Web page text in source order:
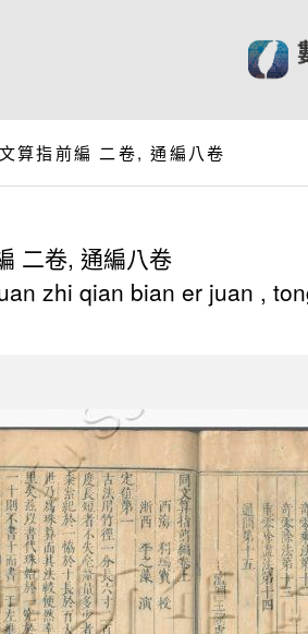
算指前編 二卷, 通編八卷
二卷, 通編八卷
zhi qian bian er juan ,